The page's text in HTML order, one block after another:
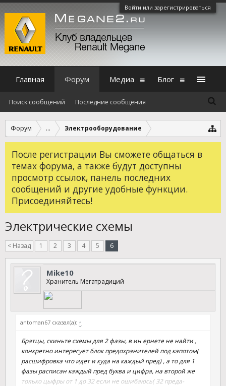
Войти или зарегистрироваться
Форум ... Электрооборудование
После регистрации Вы сможете общаться в
темах форума, а также будут доступны
просмотр ссылок, панель последних
сообщений и другие удобные функции.
Присоединяйтесь!
Электрические схемы
< Назад 1 2 3 4 5 6
Mike10
Хранитель Мегатрадиций
antoman67 сказал(а): ↑
Братцы, скиньте схемы для 2 фазы, в ин ернете не найти ,
конкретно интересует блок предохранителей под капотом(
расшифровка что идет и куда на каждый пред) , а то для 1
фазы расписан каждый пред буква и цифра, на второй же
только цыфры от 1 до 32 если не ошибаюсь( 32 преда-
Главная Форум
Поиск сообщений Последние сообщения
Медиа Блог